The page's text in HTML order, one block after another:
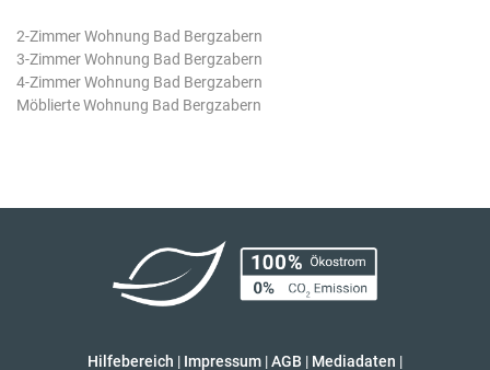
2-Zimmer Wohnung Bad Bergzabern
3-Zimmer Wohnung Bad Bergzabern
4-Zimmer Wohnung Bad Bergzabern
Möblierte Wohnung Bad Bergzabern
Hilfebereich | Impressum |AGB | Mediadaten |